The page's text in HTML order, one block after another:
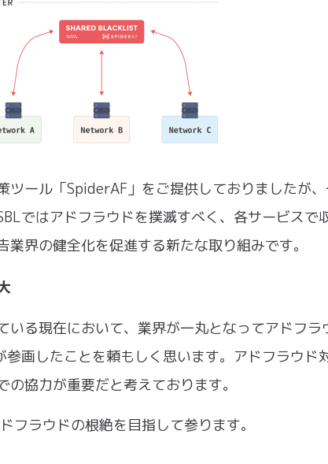
ツール「SpiderAF」をご提供しておりましたが
ではアドフラウドを撲滅すべく、各サービスで
界の健全化を促進する新たな取り組みです。
いる現在において、業界が一丸となってアドフラ
画したことを頼もしく思います。アドフラウド
協力が重要だと考えております。
ラウドの根絶を目指して参ります。